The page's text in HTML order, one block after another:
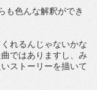
も色んな解釈ができ
れるんじゃないかな
ではありますし、み
ストーリーを描いて